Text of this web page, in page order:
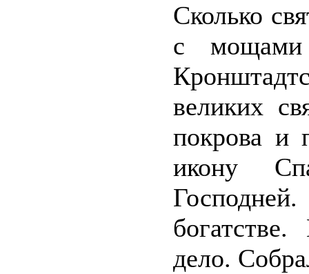
Сколько
с мощами
великих
покрова и
икону
дело.